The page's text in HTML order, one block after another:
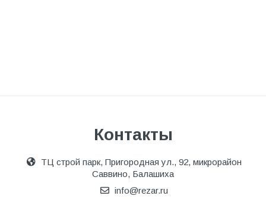
Контакты
ТЦ строй парк, Пригородная ул., 92, микрорайон
Саввино, Балашиха
info@rezar.ru